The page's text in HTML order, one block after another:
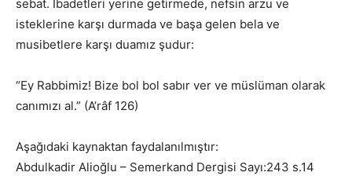
sebat. İbadetleri yerine getirmede, nefsin arzu ve
isteklerine karşı durmada ve başa gelen bela ve
musibetlere karşı duamız şudur:
“Ey Rabbimiz! Bize bol bol sabır ver ve müslüman olarak
canımızı al.” (A’râf 126)
Aşağıdaki kaynaktan faydalanılmıştır:
Abdulkadir Alioğlu – Semerkand Dergisi Sayı:243 s.14